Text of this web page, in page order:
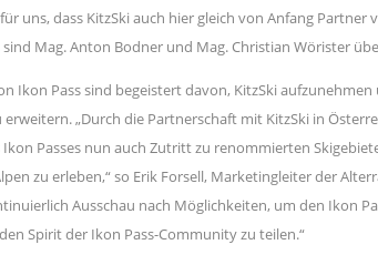
uns, dass KitzSki auch hier gleich von Anfang
sind Mag. Anton Bodner und Mag. Christian Wörister
Ikon Pass sind begeistert davon, KitzSki
„Durch die Partnerschaft mit KitzSki in
Ikon Passes nun auch Zutritt zu renommierten
zu erleben,“ so Erik Forsell, Marketingleiter der
Ausschau nach Möglichkeiten, um den Ikon
Spirit der Ikon Pass-Community zu teilen.“